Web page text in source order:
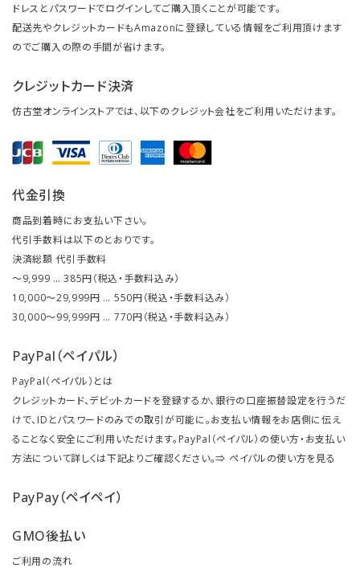
ドレスとパスワードでログインしてご購入頂くことが可能です。
配送先やクレジットカードもAmazonに登録している情報をご利用頂けます
のでご購入の際の手間が省けます。
クレジットカード決済
仿古堂オンラインストアでは、以下のクレジット会社をご利用いただけます。
代金引換
商品到着時にお支払い下さい。
代引手数料は以下のとおりです。
決済総額 代引手数料
～9,999 … 385円（税込・手数料込み）
10,000～29,999円 … 550円（税込・手数料込み）
30,000～99,999円 … 770円（税込・手数料込み）
PayPal（ペイパル）
PayPal（ペイパル）とは
クレジットカード、デビットカードを登録するか、銀行の口座振替設定を行うだ
けで、IDとパスワードのみでの取引が可能に。お支払い情報をお店側に伝え
ることなく安全にご利用いただけます。PayPal（ペイパル）の使い方・お支払い
方法について詳しくは下記よりご確認ください。⇒ ペイパルの使い方を見る
PayPay（ペイペイ）
GMO後払い
ご利用の流れ